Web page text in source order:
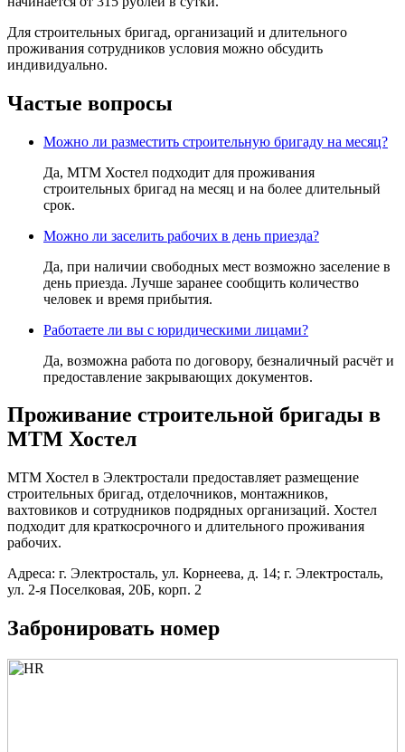
Для строительных бригад, организаций и длительного
проживания сотрудников условия можно обсудить
индивидуально.
Частые вопросы
Можно ли разместить строительную бригаду на месяц?
Да, МТМ Хостел подходит для проживания
строительных бригад на месяц и на более длительный
срок.
Можно ли заселить рабочих в день приезда?
Да, при наличии свободных мест возможно заселение в
день приезда. Лучше заранее сообщить количество
человек и время прибытия.
Работаете ли вы с юридическими лицами?
Да, возможна работа по договору, безналичный расчёт и
предоставление закрывающих документов.
Проживание строительной бригады в
МТМ Хостел
МТМ Хостел в Электростали предоставляет размещение
строительных бригад, отделочников, монтажников,
вахтовиков и сотрудников подрядных организаций. Хостел
подходит для краткосрочного и длительного проживания
рабочих.
Адреса: г. Электросталь, ул. Корнеева, д. 14; г. Электросталь,
ул. 2-я Поселковая, 20Б, корп. 2
Забронировать номер